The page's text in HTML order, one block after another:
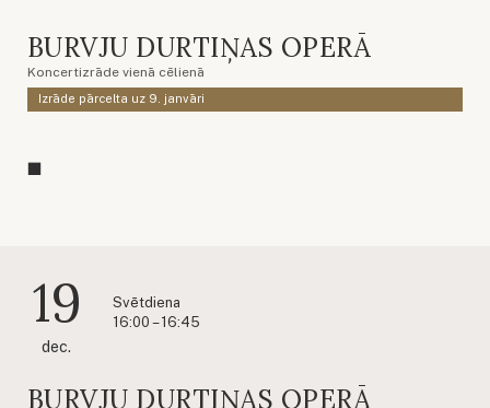
BURVJU DURTIŅAS OPERĀ
Koncertizrāde vienā cēlienā
Izrāde pārcelta uz 9. janvāri
19
dec.
Svētdiena
16:00 – 16:45
BURVJU DURTIŅAS OPERĀ